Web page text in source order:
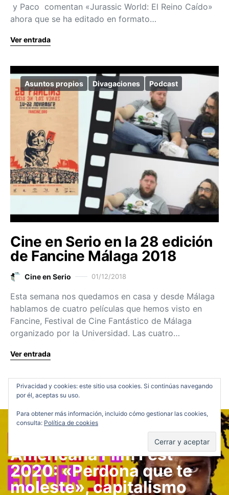
y Paco comentan «Jurassic World: El Reino Caído»
ahora que se ha editado en formato…
Ver entrada
Asuntos propios Divagaciones Podcast
Cine en Serio en la 28 edición
de Fancine Málaga 2018
Cine en Serio 01/12/2018
Esta semana nos quedamos en casa y desde Málaga
hablamos de cuatro películas que hemos visto en
Fancine, Festival de Cine Fantástico de Málaga
organizado por la Universidad. Las cuatro…
Ver entrada
Críticas Festivales y Premios
Americana Film Fest
2020: «Perdona que te
moleste», capitalismo
Privacidad y cookies: este sitio usa cookies. Si continúas navegando
por él, aceptas su uso.
Para obtener más información, incluido cómo gestionar las cookies,
consulta: Política de cookies